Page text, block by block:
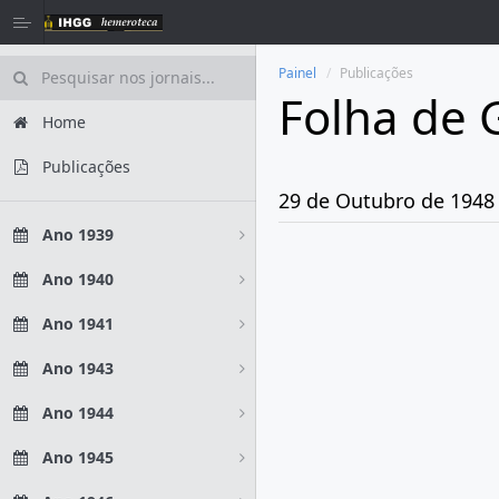
Home
Publicações
Ano 1939
Ano 1940
Ano 1941
Ano 1943
Ano 1944
Ano 1945
Painel Publicações
Folha de
29 de Outubro de 1948